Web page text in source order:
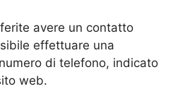
avere un contatto
effettuare una
di telefono, indicato
web.